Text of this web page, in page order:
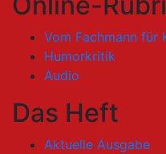
Vom Fachmann für
Humorkritik
Audio
Das Heft
Aktuelle Ausgabe